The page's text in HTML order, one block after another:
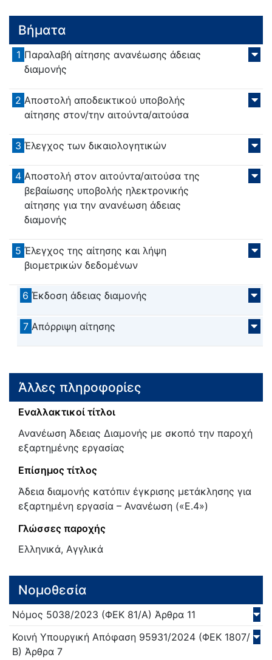
Βήματα
1 Παραλαβή αίτησης ανανέωσης άδειας
διαμονής
2 Αποστολή αποδεικτικού υποβολής
αίτησης στον/την αιτούντα/αιτούσα
3 Έλεγχος των δικαιολογητικών
4 Αποστολή στον αιτούντα/αιτούσα της
βεβαίωσης υποβολής ηλεκτρονικής
αίτησης για την ανανέωση άδειας
διαμονής
5 Έλεγχος της αίτησης και λήψη
βιομετρικών δεδομένων
6 Έκδοση άδειας διαμονής
7 Απόρριψη αίτησης
Άλλες πληροφορίες
Εναλλακτικοί τίτλοι
Ανανέωση Άδειας Διαμονής με σκοπό την παροχή
εξαρτημένης εργασίας
Επίσημος τίτλος
Άδεια διαμονής κατόπιν έγκρισης μετάκλησης για
εξαρτημένη εργασία – Ανανέωση («Ε.4»)
Γλώσσες παροχής
Ελληνικά, Αγγλικά
Νομοθεσία
Νόμος 5038/2023 (ΦΕΚ 81/Α) Άρθρα 11
Κοινή Υπουργική Απόφαση 95931/2024 (ΦΕΚ 1807/
Β) Άρθρα 7